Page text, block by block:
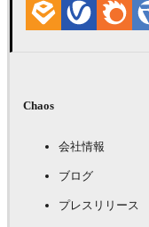
Chaos
会社情報
ブログ
プレスリリース